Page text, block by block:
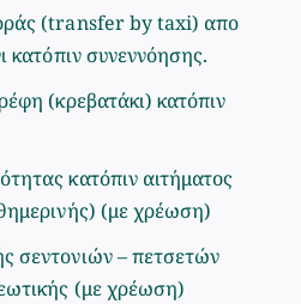
(transfer by taxi) απο
κατόπιν συνεννόησης.
(κρεβατάκι) κατόπιν
κατόπιν αιτήματος
(με χρέωση)
σεντονιών – πετσετών
(με χρέωση)